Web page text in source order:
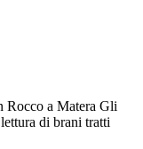
Rocco a Matera Gli
di brani tratti